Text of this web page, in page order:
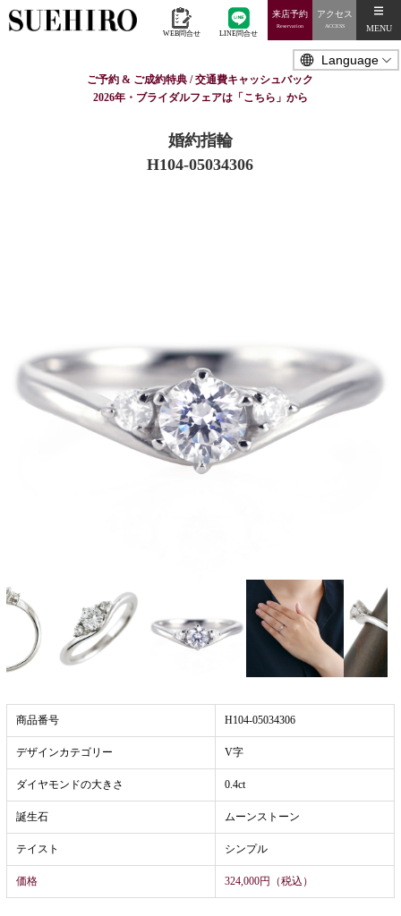
WEB問合せ LINE問合せ
来店予約
Reservation
アクセス
ACCESS MENU
ご予約 & ご成約特典 / 交通費キャッシュバック
2026年・ブライダルフェアは「こちら」から
婚約指輪
H104-05034306
商品番号 H104-05034306
デザインカテゴリー V字
ダイヤモンドの大きさ 0.4ct
誕生石 ムーンストーン
テイスト シンプル
価格 324,000円（税込）